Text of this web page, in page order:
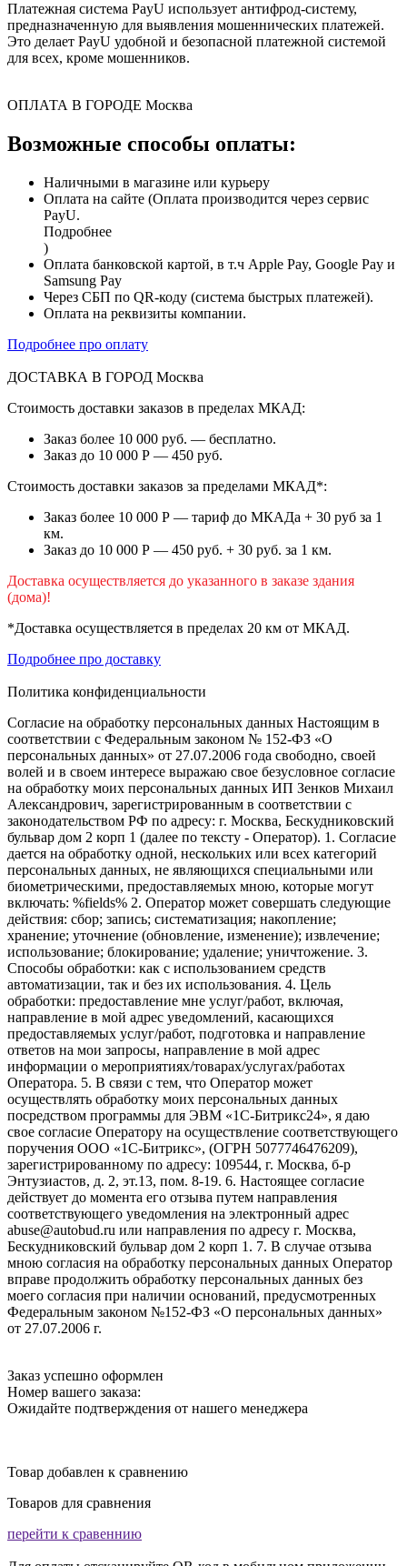
Платежная система PayU использует антифрод-систему,
предназначенную для выявления мошеннических платежей.
Это делает PayU удобной и безопасной платежной системой
для всех, кроме мошенников.
ОПЛАТА В ГОРОДЕ Москва
Возможные способы оплаты:
Наличными в магазине или курьеру
Оплата на сайте (Оплата производится через сервис
PayU.
Подробнее
)
Оплата банковской картой, в т.ч Apple Pay, Google Pay и
Samsung Pay
Через СБП по QR-коду (система быстрых платежей).
Оплата на реквизиты компании.
Подробнее про оплату
ДОСТАВКА В ГОРОД Москва
Стоимость доставки заказов в пределах МКАД:
Заказ более 10 000 руб. — бесплатно.
Заказ до 10 000 Р — 450 руб.
Стоимость доставки заказов за пределами МКАД*:
Заказ более 10 000 Р — тариф до МКАДа + 30 руб за 1
км.
Заказ до 10 000 Р — 450 руб. + 30 руб. за 1 км.
Доставка осуществляется до указанного в заказе здания
(дома)!
*Доставка осуществляется в пределах 20 км от МКАД.
Подробнее про доставку
Политика конфиденциальности
Согласие на обработку персональных данных Настоящим в
соответствии с Федеральным законом № 152-ФЗ «О
персональных данных» от 27.07.2006 года свободно, своей
волей и в своем интересе выражаю свое безусловное согласие
на обработку моих персональных данных ИП Зенков Михаил
Александрович, зарегистрированным в соответствии с
законодательством РФ по адресу: г. Москва, Бескудниковский
бульвар дом 2 корп 1 (далее по тексту - Оператор). 1. Согласие
дается на обработку одной, нескольких или всех категорий
персональных данных, не являющихся специальными или
биометрическими, предоставляемых мною, которые могут
включать: %fields% 2. Оператор может совершать следующие
действия: сбор; запись; систематизация; накопление;
хранение; уточнение (обновление, изменение); извлечение;
использование; блокирование; удаление; уничтожение. 3.
Способы обработки: как с использованием средств
автоматизации, так и без их использования. 4. Цель
обработки: предоставление мне услуг/работ, включая,
направление в мой адрес уведомлений, касающихся
предоставляемых услуг/работ, подготовка и направление
ответов на мои запросы, направление в мой адрес
информации о мероприятиях/товарах/услугах/работах
Оператора. 5. В связи с тем, что Оператор может
осуществлять обработку моих персональных данных
посредством программы для ЭВМ «1С-Битрикс24», я даю
свое согласие Оператору на осуществление соответствующего
поручения ООО «1С-Битрикс», (ОГРН 5077746476209),
зарегистрированному по адресу: 109544, г. Москва, б-р
Энтузиастов, д. 2, эт.13, пом. 8-19. 6. Настоящее согласие
действует до момента его отзыва путем направления
соответствующего уведомления на электронный адрес
abuse@autobud.ru или направления по адресу г. Москва,
Бескудниковский бульвар дом 2 корп 1. 7. В случае отзыва
мною согласия на обработку персональных данных Оператор
вправе продолжить обработку персональных данных без
моего согласия при наличии оснований, предусмотренных
Федеральным законом №152-ФЗ «О персональных данных»
от 27.07.2006 г.
Заказ успешно оформлен
Номер вашего заказа:
Ожидайте подтверждения от нашего менеджера
Товар добавлен к сравнению
Товаров для сравнения
перейти к сравеннию